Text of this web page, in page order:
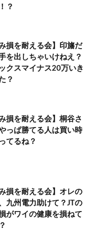
？
み損を耐える会】印旛だ
を出しちゃいけねえ？
クスマイナス20万いき
？
み損を耐える会】桐谷さ
っぱ勝てる人は買い時
てるね？
み損を耐える会】オレの
九州電力助けて？JTの
がワイの健康を損ねて